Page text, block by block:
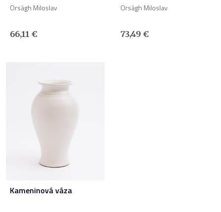
Orságh Miloslav
66,11 €
Orságh Miloslav
73,49 €
Kameninová váza